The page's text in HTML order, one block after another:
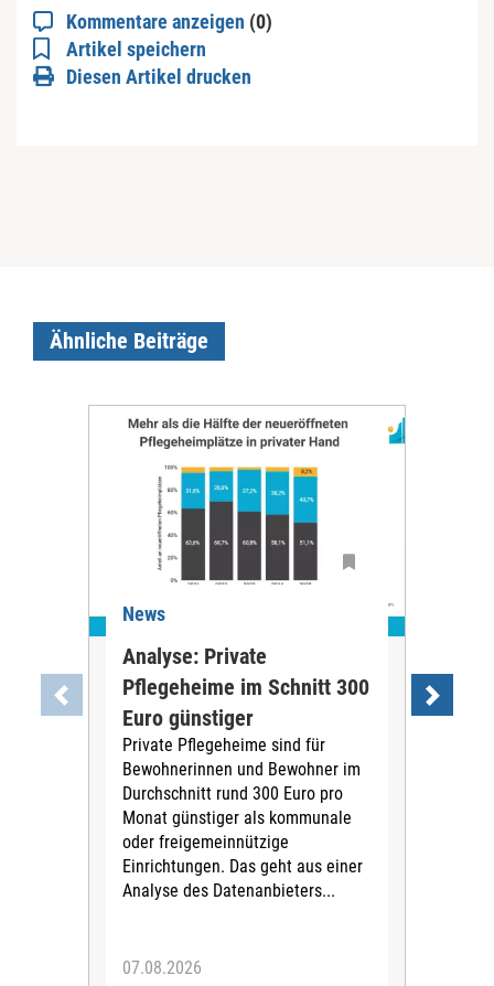
Kommentare anzeigen (0)
Artikel speichern
Diesen Artikel drucken
Ähnliche Beiträge
News
Analyse: Private
Pflegeheime im Schnitt 300
Euro günstiger
Private Pflegeheime sind für
Bewohnerinnen und Bewohner im
Durchschnitt rund 300 Euro pro
Monat günstiger als kommunale
oder freigemeinnützige
Einrichtungen. Das geht aus einer
Analyse des Datenanbieters...
07.08.2026